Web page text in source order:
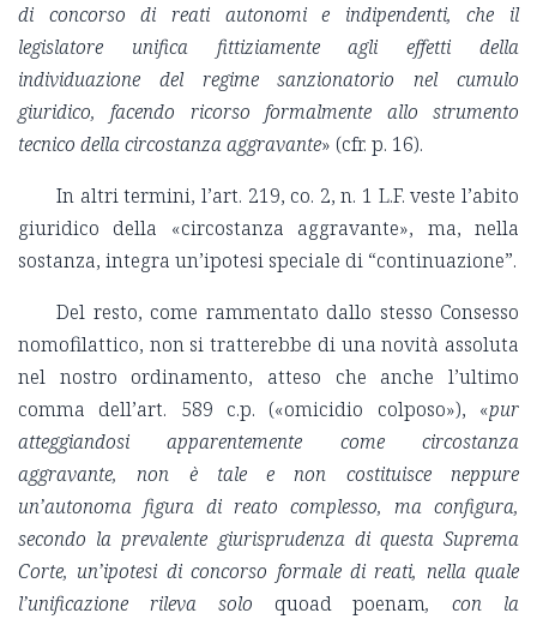
di concorso di reati autonomi e indipendenti, che il
legislatore unifica fittiziamente agli effetti della
individuazione del regime sanzionatorio nel cumulo
giuridico, facendo ricorso formalmente allo strumento
tecnico della circostanza aggravante» (cfr. p. 16).
In altri termini, l’art. 219, co. 2, n. 1 L.F. veste l’abito
giuridico della «circostanza aggravante», ma, nella
sostanza, integra un’ipotesi speciale di “continuazione”.
Del resto, come rammentato dallo stesso Consesso
nomofilattico, non si tratterebbe di una novità assoluta
nel nostro ordinamento, atteso che anche l’ultimo
comma dell’art. 589 c.p. («omicidio colposo»), «pur
atteggiandosi apparentemente come circostanza
aggravante, non è tale e non costituisce neppure
un’autonoma figura di reato complesso, ma configura,
secondo la prevalente giurisprudenza di questa Suprema
Corte, un’ipotesi di concorso formale di reati, nella quale
l’unificazione rileva solo quoad poenam, con la